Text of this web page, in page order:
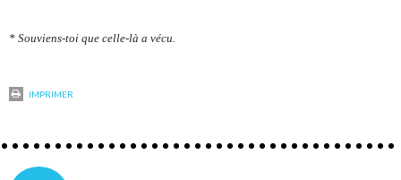
* Souviens-toi que celle-là a vécu.
IMPRIMER